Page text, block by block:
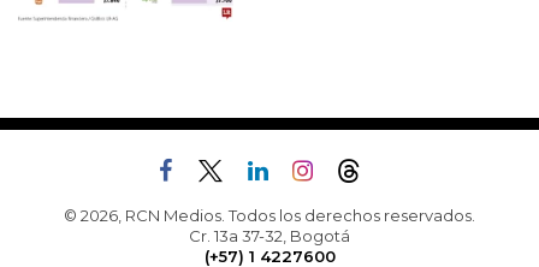
© 2026, RCN Medios. Todos los derechos reservados.
Cr. 13a 37-32, Bogotá
(+57) 1 4227600